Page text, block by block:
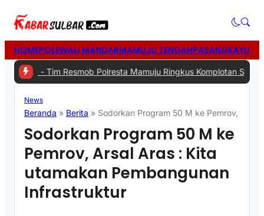
HOMEPOLEWALI MANDARMAMUJU TENGAHPASANGKAYU
Tim Resmob Polresta Mamuju Ringkus Komplotan Spesialis
News
Beranda » Berita » Sodorkan Program 50 M ke Pemrov,
Sodorkan Program 50 M ke
Pemrov, Arsal Aras : Kita
utamakan Pembangunan
Infrastruktur